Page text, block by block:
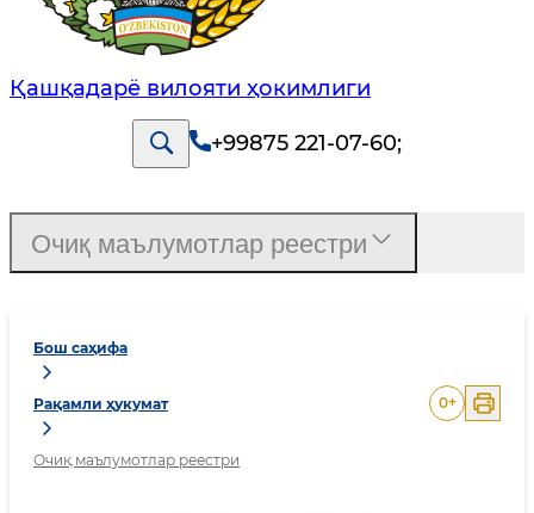
Қашқадарё вилояти ҳокимлиги
+99875 221-07-60;
Бош саҳифа
Рақамли ҳукумат
Очиқ маълумотлар реестри
0+
Очиқ маълумотлар реестри